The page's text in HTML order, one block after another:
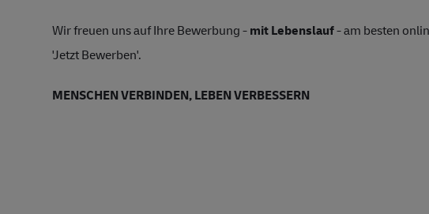
Wir freuen uns auf Ihre Bewerbung -mit Lebenslauf- am besten
'Jetzt Bewerben'.
MENSCHEN VERBINDEN, LEBEN VERBESSERN